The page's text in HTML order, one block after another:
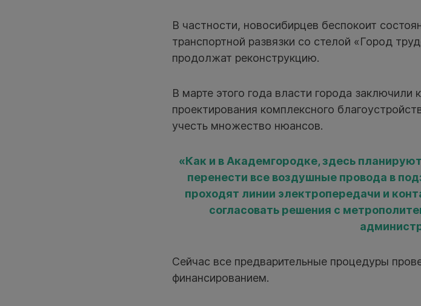
В частности, новосибирцев беспокоит
транспортной развязки со стелой «Город
продолжат реконструкцию.
В марте этого года власти города заключили
проектирования комплексного
учесть множество нюансов.
«Как и в Академгородке, здесь
перенести все воздушные провода в
проходят линии электропередачи и
согласовать решения с
Сейчас все предварительные процедуры
финансированием.